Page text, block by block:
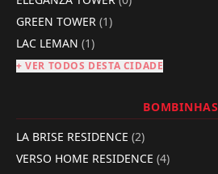
GREEN TOWER (1)
LAC LEMAN (1)
+ VER TODOS DESTA CIDADE
BOMBINHAS
LA BRISE RESIDENCE (2)
VERSO HOME RESIDENCE (4)